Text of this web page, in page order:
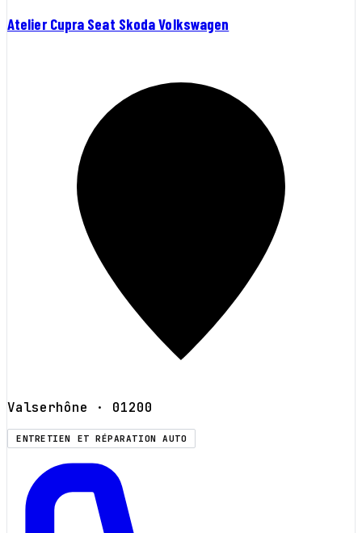
Atelier Cupra Seat Skoda Volkswagen
Valserhône · 01200
ENTRETIEN ET RÉPARATION AUTO